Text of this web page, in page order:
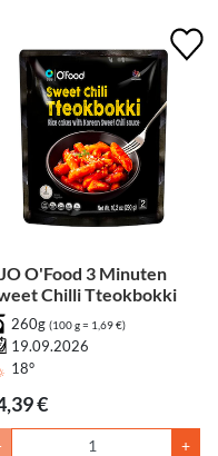
O'Food 3 Minuten
Chilli Tteokbokki
260g (100 g = 1,69 €)
19.09.2026
18°
€
+